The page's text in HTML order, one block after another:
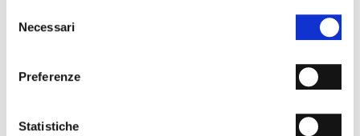
delNecessari
Preferenze
Statistiche
LAVORAZIONE
SPEDIZIONI